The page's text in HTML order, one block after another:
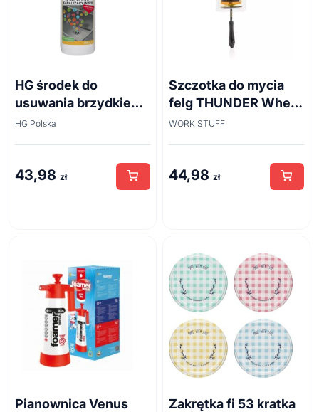
HG środek do
usuwania brzydkiego
zapachu z odpływów
HG Polska
43,98 zł
Szczotka do mycia
felg THUNDER Wheel
Brush 45cm
WORK STUFF
44,98 zł
Pianownica Venus
Zakrętka fi 53 kratka